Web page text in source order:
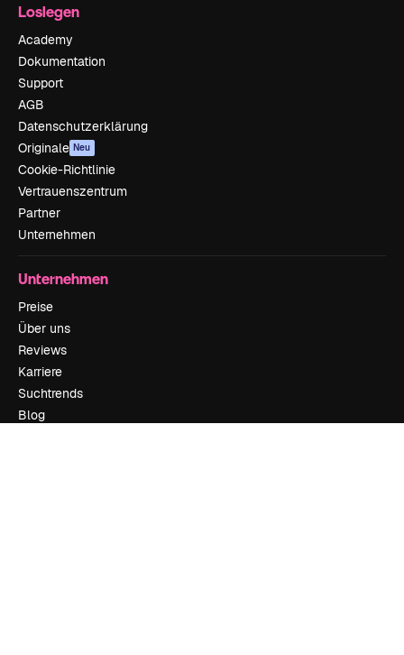
Loslegen
Academy
Dokumentation
Support
AGB
Datenschutzerklärung
Originale Neu
Cookie-Richtlinie
Vertrauenszentrum
Partner
Unternehmen
Unternehmen
Preise
Über uns
Reviews
Karriere
Suchtrends
Blog